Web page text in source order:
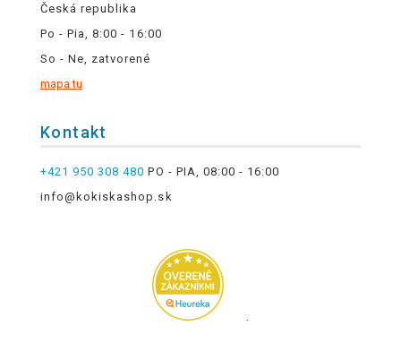
Česká republika
Po - Pia, 8:00 - 16:00
So - Ne, zatvorené
mapa tu
Kontakt
+421 950 308 480 PO - PIA, 08:00 - 16:00
info@kokiskashop.sk
.